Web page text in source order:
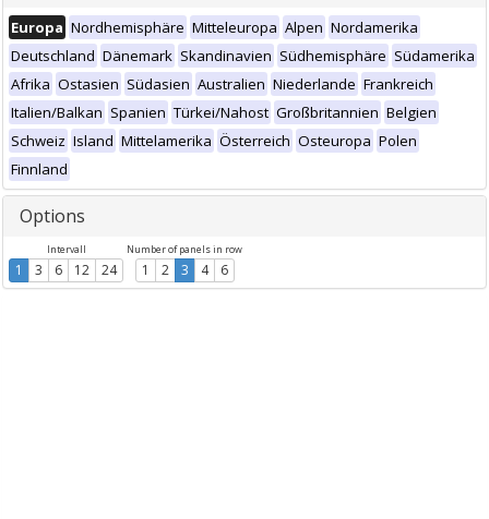
Europa Nordhemisphäre Mitteleuropa Alpen Nordamerika
Deutschland Dänemark Skandinavien Südhemisphäre Südamerika
Afrika Ostasien Südasien Australien Niederlande Frankreich
Italien/Balkan Spanien Türkei/Nahost Großbritannien Belgien
Schweiz Island Mittelamerika Österreich Osteuropa Polen
Finnland
Options
Intervall
1 3 6 12 24
Number of panels in row
1 2 3 4 6